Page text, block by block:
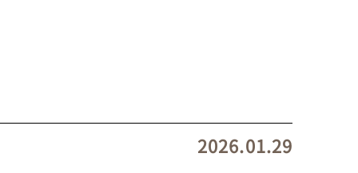
2026.01.29